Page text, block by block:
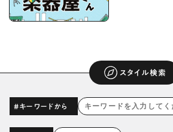
スタイル検索
#キーワードから